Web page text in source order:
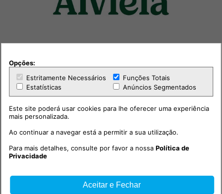
Outras notícias
Opções:
Estritamente Necessários
Funções Totais
Estatísticas
Anúncios Segmentados
Este site poderá usar cookies para lhe oferecer uma experiência
mais personalizada.
Ao continuar a navegar está a permitir a sua utilização.
Para mais detalhes, consulte por favor a nossaPolítica de
Privacidade
Aceitar e Fechar